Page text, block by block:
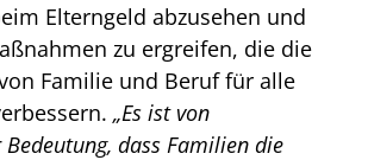
Elterngeld abzusehen und
zu ergreifen, die die
Familie und Beruf für alle
„Es ist von
dass Familien die